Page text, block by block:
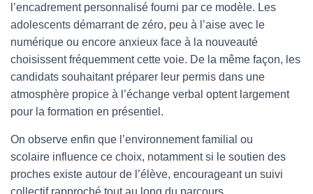
l’encadrement personnalisé fourni par ce modèle. Les
adolescents démarrant de zéro, peu à l’aise avec le
numérique ou encore anxieux face à la nouveauté
choisissent fréquemment cette voie. De la même façon, les
candidats souhaitant préparer leur permis dans une
atmosphère propice à l’échange verbal optent largement
pour la formation en présentiel.
On observe enfin que l’environnement familial ou
scolaire influence ce choix, notamment si le soutien des
proches existe autour de l’élève, encourageant un suivi
collectif rapproché tout au long du parcours.